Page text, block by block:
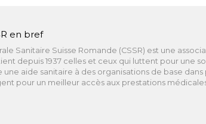
en bref
Sanitaire Suisse Romande (CSSR) est une
depuis 1937 celles et ceux qui luttent pour une
une aide sanitaire à des organisations de base dans
pour un meilleur accès aux prestations